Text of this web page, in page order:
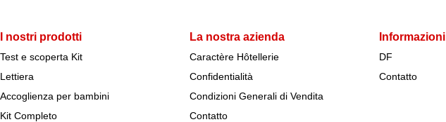
I nostri prodotti
Test e scoperta Kit
Lettiera
Accoglienza per bambini
Kit Completo
La nostra azienda
Caractère Hôtellerie
Confidentialità
Condizioni Generali di Vendita
Contatto
Informazioni
DF
Contatto